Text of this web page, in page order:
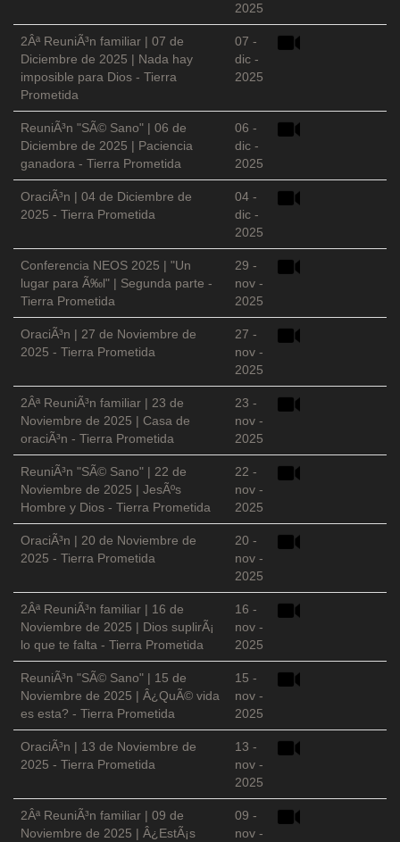
2025
2Âª ReuniÃ³n familiar | 07 de
Diciembre de 2025 | Nada hay
imposible para Dios - Tierra
Prometida
07 -
dic -
2025
ReuniÃ³n "SÃ© Sano" | 06 de
Diciembre de 2025 | Paciencia
ganadora - Tierra Prometida
06 -
dic -
2025
OraciÃ³n | 04 de Diciembre de
2025 - Tierra Prometida
04 -
dic -
2025
Conferencia NEOS 2025 | "Un
lugar para Ã‰l" | Segunda parte -
Tierra Prometida
29 -
nov -
2025
OraciÃ³n | 27 de Noviembre de
2025 - Tierra Prometida
27 -
nov -
2025
2Âª ReuniÃ³n familiar | 23 de
Noviembre de 2025 | Casa de
oraciÃ³n - Tierra Prometida
23 -
nov -
2025
ReuniÃ³n "SÃ© Sano" | 22 de
Noviembre de 2025 | JesÃºs
Hombre y Dios - Tierra Prometida
22 -
nov -
2025
OraciÃ³n | 20 de Noviembre de
2025 - Tierra Prometida
20 -
nov -
2025
2Âª ReuniÃ³n familiar | 16 de
Noviembre de 2025 | Dios suplirÃ¡
lo que te falta - Tierra Prometida
16 -
nov -
2025
ReuniÃ³n "SÃ© Sano" | 15 de
Noviembre de 2025 | Â¿QuÃ© vida
es esta? - Tierra Prometida
15 -
nov -
2025
OraciÃ³n | 13 de Noviembre de
2025 - Tierra Prometida
13 -
nov -
2025
2Âª ReuniÃ³n familiar | 09 de
Noviembre de 2025 | Â¿EstÃ¡s
09 -
nov -